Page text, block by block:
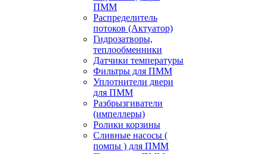
ПММ
Распределитель
потоков (Актуатор)
Гидрозатворы,
теплообменники
Датчики температуры
Фильтры для ПММ
Уплотнители двери
для ПММ
Разбрызгиватели
(импеллеры)
Ролики корзины
Сливные насосы (
помпы ) для ПММ